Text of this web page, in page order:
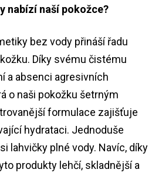
nabízí naší pokožce?
bez vody přináší řadu
Díky svému čistému
a absenci agresivních
o naši pokožku šetrným
formulace zajišťuje
hydrataci. Jednoduše
lahvičky plné vody. Navíc, díky
produkty lehčí, skladnější a